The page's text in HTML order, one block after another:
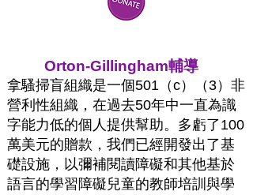
Orton-Gillingham輔導
拿騷掃盲組織是一個501（c）（3）非
營利性組織，在過去50年中一直為識
字能力低的個人提供幫助。多虧了100
萬美元的贈款，我們已經開發出了基
礎設施，以彌補閱讀障礙和其他基於
語言的學習障礙兒童的教師培訓與學